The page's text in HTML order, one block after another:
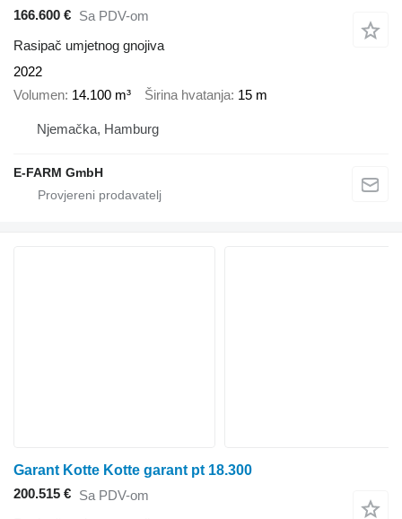
166.600 € Sa PDV-om
Rasipač umjetnog gnojiva
2022
Volumen 14.100 m³ Širina hvatanja 15 m
Njemačka, Hamburg
E-FARM GmbH
Garant Kotte Kotte garant pt 18.300
200.515 € Sa PDV-om